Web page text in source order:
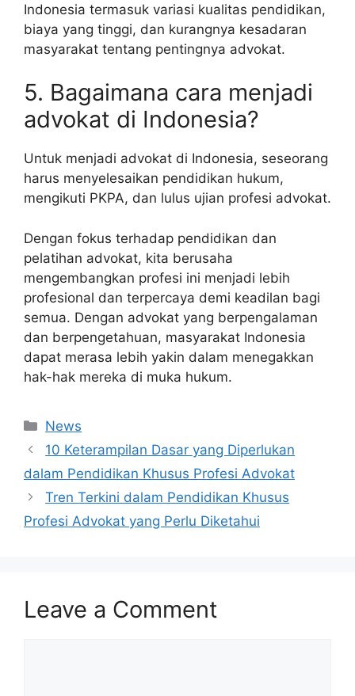
Indonesia termasuk variasi kualitas pendidikan,
biaya yang tinggi, dan kurangnya kesadaran
masyarakat tentang pentingnya advokat.
5. Bagaimana cara menjadi
advokat di Indonesia?
Untuk menjadi advokat di Indonesia, seseorang
harus menyelesaikan pendidikan hukum,
mengikuti PKPA, dan lulus ujian profesi advokat.
Dengan fokus terhadap pendidikan dan
pelatihan advokat, kita berusaha
mengembangkan profesi ini menjadi lebih
profesional dan terpercaya demi keadilan bagi
semua. Dengan advokat yang berpengalaman
dan berpengetahuan, masyarakat Indonesia
dapat merasa lebih yakin dalam menegakkan
hak-hak mereka di muka hukum.
Categories
News
10 Keterampilan Dasar yang Diperlukan
dalam Pendidikan Khusus Profesi Advokat
Tren Terkini dalam Pendidikan Khusus
Profesi Advokat yang Perlu Diketahui
Leave a Comment